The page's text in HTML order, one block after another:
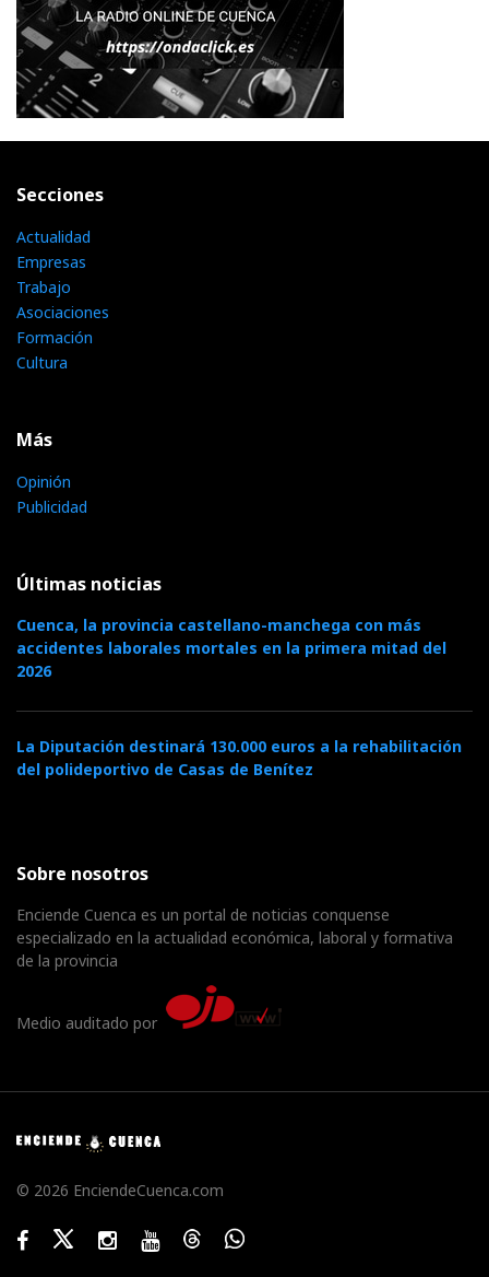
Secciones
Actualidad
Empresas
Trabajo
Asociaciones
Formación
Cultura
Más
Opinión
Publicidad
Últimas noticias
Cuenca, la provincia castellano-manchega con más
accidentes laborales mortales en la primera mitad del
2026
La Diputación destinará 130.000 euros a la rehabilitación
del polideportivo de Casas de Benítez
Sobre nosotros
Enciende Cuenca es un portal de noticias conquense
especializado en la actualidad económica, laboral y formativa
de la provincia
Medio auditado por
© 2026 EnciendeCuenca.com
FacebookTwitterInstagramYoutubeThreadsWhatsApp